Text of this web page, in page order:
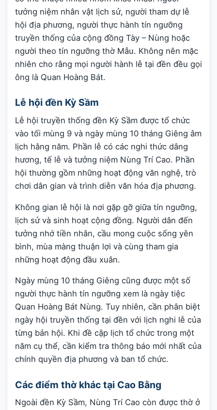
tưởng niệm nhân vật lịch sử, người tham dự lễ
hội địa phương, người thực hành tín ngưỡng
truyền thống của cộng đồng Tày – Nùng hoặc
người theo tín ngưỡng thờ Mẫu. Không nên mặc
nhiên cho rằng mọi người hành lễ tại đền đều gọi
ông là Quan Hoàng Bát.
Lễ hội đền Kỳ Sầm
Lễ hội truyền thống đền Kỳ Sầm được tổ chức
vào tối mùng 9 và ngày mùng 10 tháng Giêng âm
lịch hằng năm. Phần lễ có các nghi thức dâng
hương, tế lễ và tưởng niệm Nùng Trí Cao. Phần
hội thường gồm những hoạt động văn nghệ, trò
chơi dân gian và trình diễn văn hóa địa phương.
Không gian lễ hội là nơi gặp gỡ giữa tín ngưỡng,
lịch sử và sinh hoạt cộng đồng. Người dân đến
tưởng nhớ tiền nhân, cầu mong cuộc sống yên
bình, mùa màng thuận lợi và cùng tham gia
những hoạt động đầu xuân.
Ngày mùng 10 tháng Giêng cũng được một số
người thực hành tín ngưỡng xem là ngày tiệc
Quan Hoàng Bát Nùng. Tuy nhiên, cần phân biệt
ngày hội truyền thống tại đền với lịch nghi lễ của
từng bản hội. Khi đề cập lịch tổ chức trong một
năm cụ thể, cần kiểm tra thông báo mới nhất của
chính quyền địa phương và ban tổ chức.
Các điểm thờ khác tại Cao Bằng
Ngoài đền Kỳ Sầm, Nùng Trí Cao còn được thờ ở